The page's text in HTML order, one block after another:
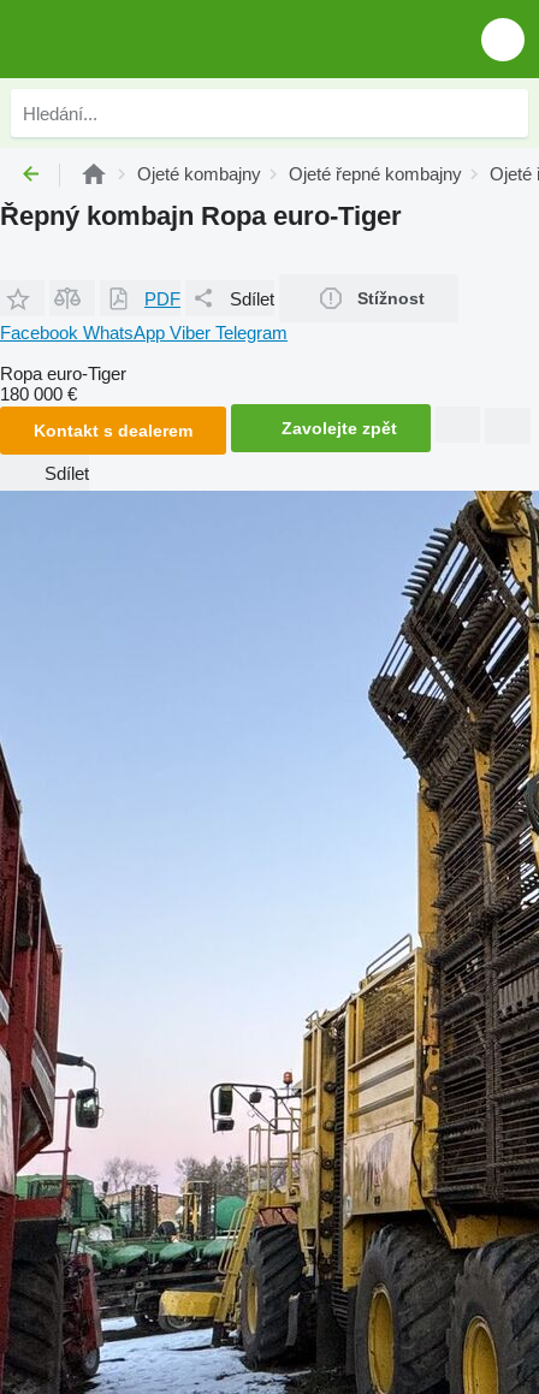
Ojeté kombajny Ojeté řepné kombajny Ojeté
Řepný kombajn Ropa euro-Tiger
PDF Sdílet Stížnost
Facebook WhatsApp Viber Telegram
Ropa euro-Tiger
180 000 €
Kontakt s dealerem Zavolejte zpět
Sdílet